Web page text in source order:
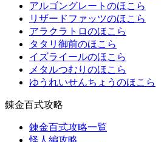
アルゴングレートのほこら
リザードファッツのほこら
アラクラトロのほこら
タタリ御前のほこら
イズライールのほこら
メタルつむりのほこら
ゆうれいせんちょうのほこら
錬金百式攻略
錬金百式攻略一覧
怪人編攻略